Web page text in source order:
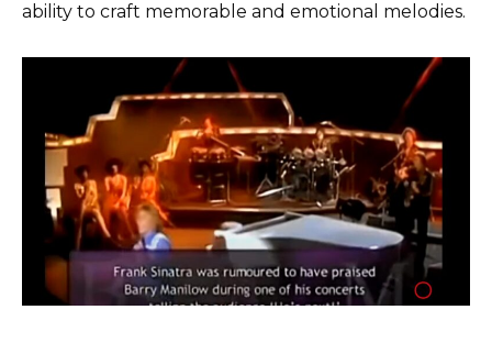
ability to craft memorable and emotional melodies.